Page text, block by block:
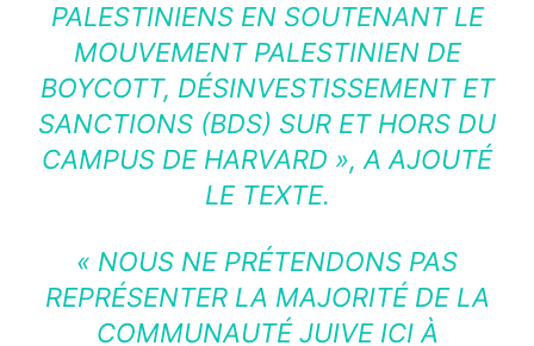
PALESTINIENS EN SOUTENANT LE
MOUVEMENT PALESTINIEN DE
BOYCOTT, DÉSINVESTISSEMENT ET
SANCTIONS (BDS) SUR ET HORS DU
CAMPUS DE HARVARD », A AJOUTÉ
LE TEXTE.
« NOUS NE PRÉTENDONS PAS
REPRÉSENTER LA MAJORITÉ DE LA
COMMUNAUTÉ JUIVE ICI À